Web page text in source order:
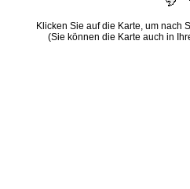
Klicken Sie auf die Karte, um nach
(Sie können die Karte auch in